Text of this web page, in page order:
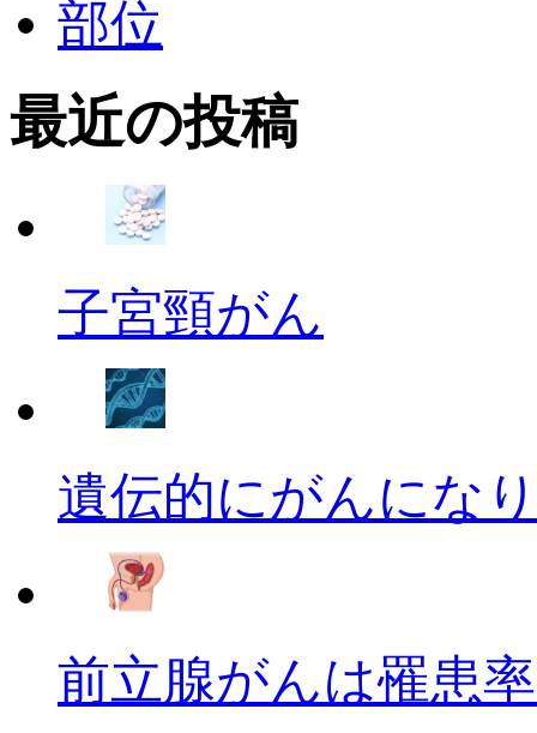
部位
最近の投稿
子宮頸がん
遺伝的にがんにな
前立腺がんは罹患